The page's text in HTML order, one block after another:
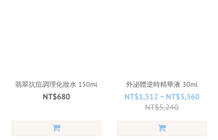
翡翠抗痘調理化妝水 150ml
NT$680
外泌體逆時精華液 30ml
NT$1,512 ~ NT$3,360
NT$5,240